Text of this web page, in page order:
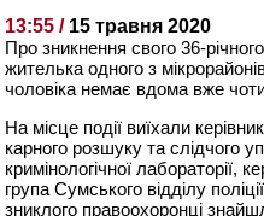
13:55 / 15 травня 2020
Про зникнення свого 36-
жителька одного з
чоловіка немає вдома вже
На місце події виїхали
карного розшуку та слідчого
кримінологічної лабораторії,
група Сумського відділу
зниклого правоохоронці